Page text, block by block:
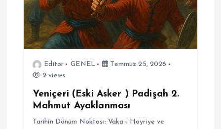
Editor GENEL
Temmuz 25, 2026
2 views
Yeniçeri (Eski Asker ) Padişah 2.
Mahmut Ayaklanması
Tarihin Dönüm Noktası: Vaka-i Hayriye ve